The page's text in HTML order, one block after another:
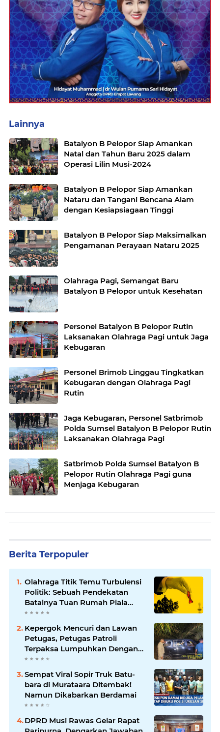
Lainnya
Batalyon B Pelopor Siap Amankan
Natal dan Tahun Baru 2025 dalam
Operasi Lilin Musi-2024
Batalyon B Pelopor Siap Amankan
Nataru dan Tangani Bencana Alam
dengan Kesiapsiagaan Tinggi
Batalyon B Pelopor Siap Maksimalkan
Pengamanan Perayaan Nataru 2025
Olahraga Pagi, Semangat Baru
Batalyon B Pelopor untuk Kesehatan
Personel Batalyon B Pelopor Rutin
Laksanakan Olahraga Pagi untuk Jaga
Kebugaran
Personel Brimob Linggau Tingkatkan
Kebugaran dengan Olahraga Pagi
Rutin
Jaga Kebugaran, Personel Satbrimob
Polda Sumsel Batalyon B Pelopor Rutin
Laksanakan Olahraga Pagi
Satbrimob Polda Sumsel Batalyon B
Pelopor Rutin Olahraga Pagi guna
Menjaga Kebugaran
Berita Terpopuler
Olahraga Titik Temu Turbulensi
Politik: Sebuah Pendekatan
Batalnya Tuan Rumah Piala
Dunia U-20
Kepergok Mencuri dan Lawan
Petugas, Petugas Patroli
Terpaksa Lumpuhkan Dengan
Peluru Karet
Sempat Viral Sopir Truk Batu-
bara di Murataara Ditembak!
Namun Dikabarkan Berdamai
DPRD Musi Rawas Gelar Rapat